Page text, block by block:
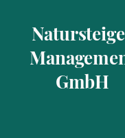
GmbH